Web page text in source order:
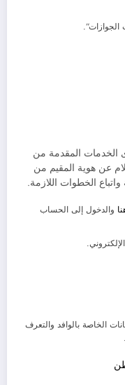
الجوازات”.
الخدمات المقدمة من
عن هوية المقيم من
الخطوات اللازمة.
والدخول إلى الحساب
الخاصة بالوافد والتعرف